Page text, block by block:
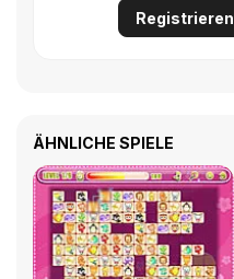
Registrieren
ÄHNLICHE SPIELE